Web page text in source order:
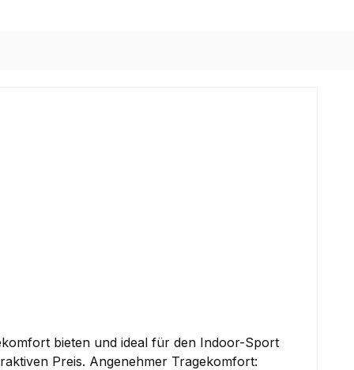
bieten und ideal für den Indoor-Sport